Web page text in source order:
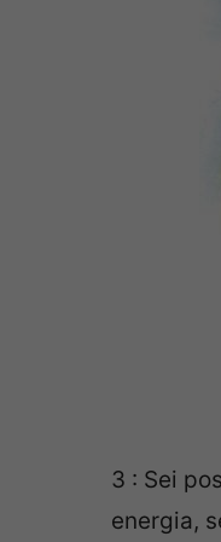
3 : Sei
energia,